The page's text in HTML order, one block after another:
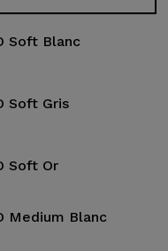
Soft Blanc
Soft Gris
Soft Or
Medium Blanc